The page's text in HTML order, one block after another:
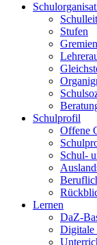
Stufen
Gremien
Schulprofil
Offene
Schul-
Lernen
DaZ-
Digitale